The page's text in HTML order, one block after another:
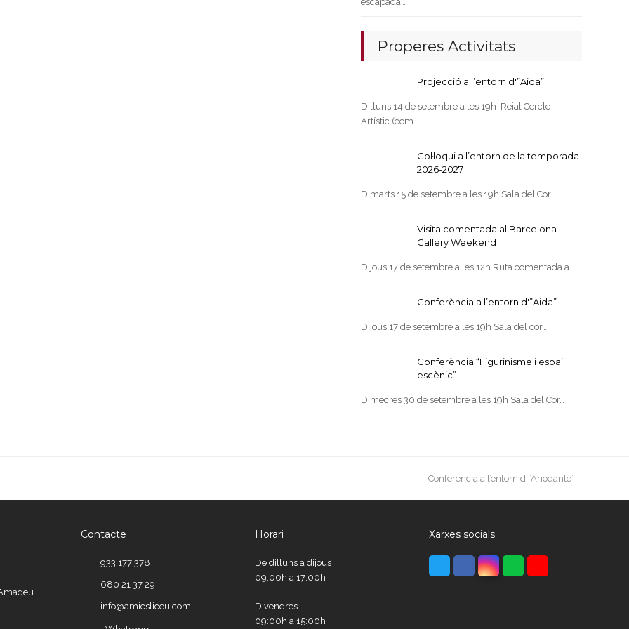
Properes Activitats
Projecció a l’entorn d'”Aida”
Dilluns 14 de setembre a les 19h Reial Cercle
Artístic (com…
Col·loqui a l’entorn de la temporada
2026-2027
Dimarts 15 de setembre a les 19h Sala del Cor…
Visita comentada al Barcelona
Gallery Weekend
Dijous 17 de setembre a les 12h Ruta comentada a…
Conferència a l’entorn d'”Aida”
Dijous 17 de setembre a les 19h Sala del cor…
Conferència “Figurinisme i espai
escènic”
Dimecres 30 de setembre a les 19h Sala del Cor…
next
Conferència a l’entorn d'”Ariodante”
Contacte
933 177 378
680 21 37 29
info@amicsliceu.com
Horari
De dilluns a dijous
09:00h a 17:00h
Divendres
09:00h a 15:00h
Xarxes socials
TwitterFacebook
Instagram